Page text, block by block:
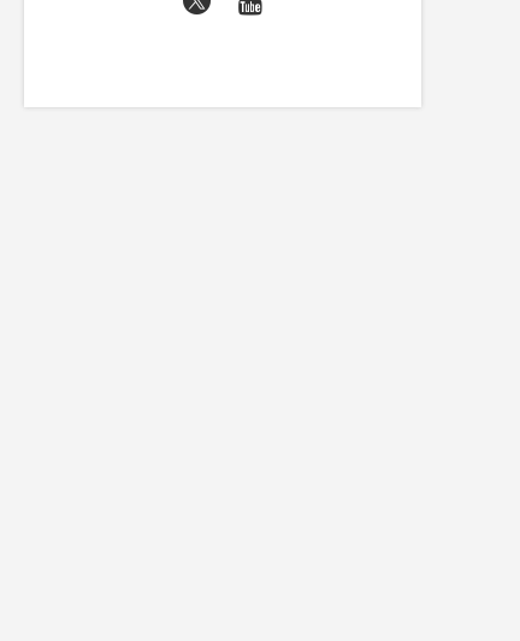
- 素材
ふぃ！所属）/手素
ラスト